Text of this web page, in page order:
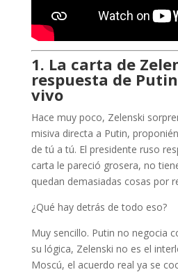
1. La carta de
respuesta de
vivo
Hace muy poco, Zelenski
misiva directa a Putin,
de tú a tú. El presidente ruso
carta le pareció grosera, no
quedan demasiadas cosas por
¿Qué hay detrás de todo eso?
Muy sencillo. Putin no negocia
su lógica, Zelenski no es el
Moscú, el acuerdo real ya se